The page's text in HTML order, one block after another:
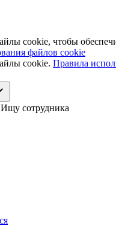
cookie, чтобы
файлов cookie
cookie. Правила
Ищу сотрудника